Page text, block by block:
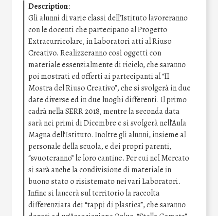
Description:
Gli alunni di varie classi dell’Istituto lavoreranno
con le docenti che partecipano al Progetto
Extracurricolare, in Laboratori atti al Riuso
Creativo. Realizzeranno così oggetti con
materiale essenzialmente di riciclo, che saranno
poi mostrati ed offerti ai partecipanti al “II
Mostra del Riuso Creativo”, che si svolgerà in due
date diverse ed in due luoghi differenti. Il primo
cadrà nella SERR 2018, mentre la seconda data
sarà nei primi di Dicembre e si svolgerà nell’Aula
Magna dell’Istituto. Inoltre gli alunni, insieme al
personale della scuola, e dei propri parenti,
“svuoteranno” le loro cantine. Per cui nel Mercato
si sarà anche la condivisione di materiale in
buono stato o risistemato nei vari Laboratori.
Infine si lancerà sul territorio la raccolta
differenziata dei “tappi di plastica”, che saranno